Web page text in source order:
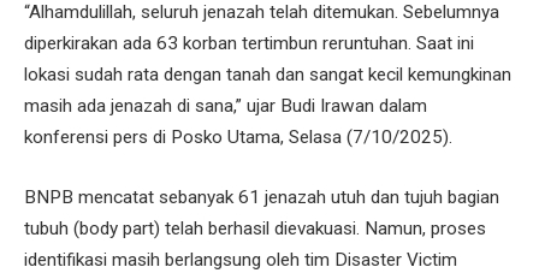
“Alhamdulillah, seluruh jenazah telah ditemukan. Sebelumnya
diperkirakan ada 63 korban tertimbun reruntuhan. Saat ini
lokasi sudah rata dengan tanah dan sangat kecil kemungkinan
masih ada jenazah di sana,” ujar Budi Irawan dalam
konferensi pers di Posko Utama, Selasa (7/10/2025).
BNPB mencatat sebanyak 61 jenazah utuh dan tujuh bagian
tubuh (body part) telah berhasil dievakuasi. Namun, proses
identifikasi masih berlangsung oleh tim Disaster Victim